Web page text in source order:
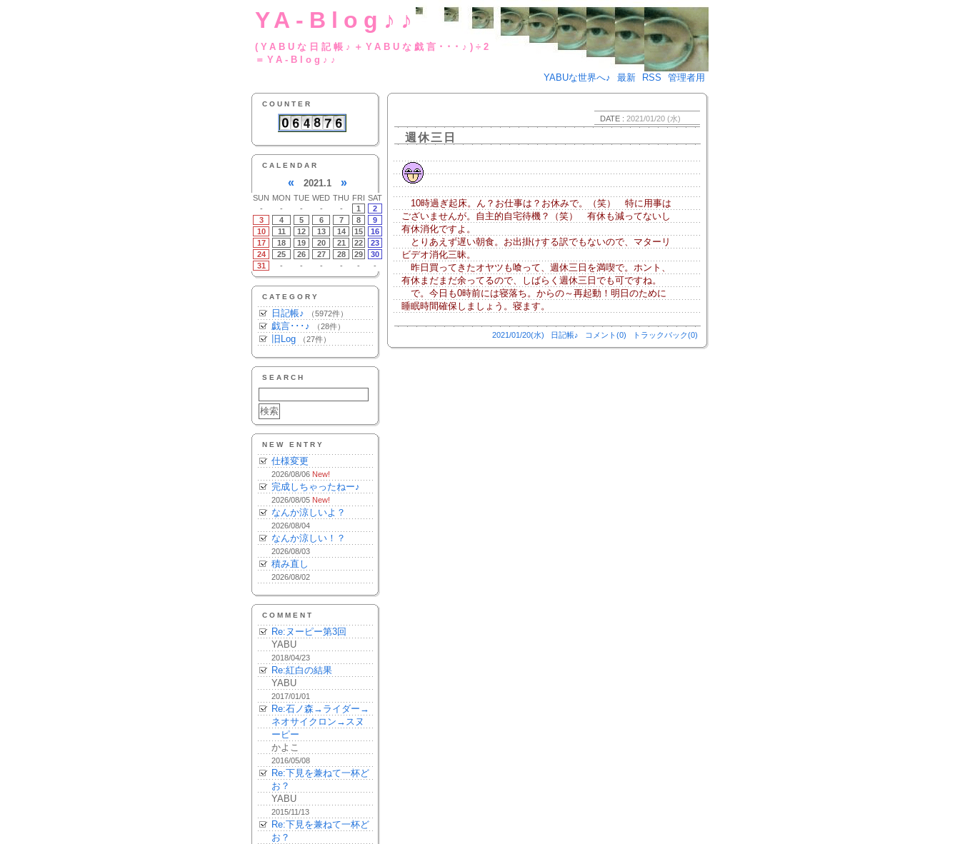
YA-Blog♪♪
(YABUな日記帳♪＋YABUな戯言･･･♪)÷2
＝YA-Blog♪♪
YABUな世界へ♪
最新 RSS 管理者用
COUNTER
CALENDAR
« 2021.1 »
SUN MON TUE WED THU FRI SAT
-
- - - - 1
2
3
4 5 6 7 8
9
10
11 12 13 14 15
16
17
18 19 20 21 22
23
24
25 26 27 28 29
30
31
- - - - - -
CATEGORY
日記帳♪ （5972件）
戯言･･･♪ （28件）
旧Log （27件）
SEARCH
NEW ENTRY
仕様変更
2026/08/06 New!
完成しちゃったねー♪
2026/08/05 New!
なんか涼しいよ？
2026/08/04
なんか涼しい！？
2026/08/03
積み直し
2026/08/02
COMMENT
Re:ヌーピー第3回
YABU
2018/04/23
Re:紅白の結果
YABU
2017/01/01
Re:石ノ森→ライダー→
ネオサイクロン→スヌ
ーピー
かよこ
2016/05/08
Re:下見を兼ねて一杯ど
お？
YABU
2015/11/13
Re:下見を兼ねて一杯ど
お？
DATE : 2021/01/20 (水)
週休三日
10時過ぎ起床。ん？お仕事は？お休みで。（笑） 特に用事は
ございませんが。自主的自宅待機？（笑） 有休も減ってないし
有休消化ですよ。
とりあえず遅い朝食。お出掛けする訳でもないので、マターリ
ビデオ消化三昧。
昨日買ってきたオヤツも喰って、週休三日を満喫で。ホント、
有休まだまだ余ってるので、しばらく週休三日でも可ですね。
で。今日も0時前には寝落ち。からの～再起動！明日のために
睡眠時間確保しましょう。寝ます。
2021/01/20(水) 日記帳♪ コメント(0) トラックバック(0)